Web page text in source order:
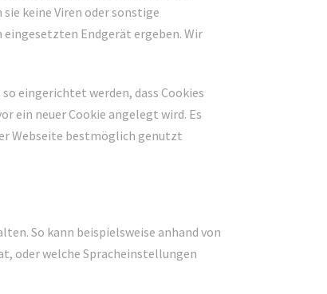
keine Viren oder sonstige
Endgerät ergeben. Wir
eingerichtet werden, dass Cookies
ein neuer Cookie angelegt wird. Es
Webseite bestmöglich genutzt
So kann beispielsweise anhand von
oder welche Spracheinstellungen